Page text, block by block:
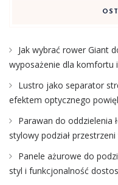
Jak wybrać rower Giant
wyposażenie dla komfortu
Lustro jako separator
efektem optycznego
Parawan do oddzielenia
stylowy podział
Panele ażurowe do
styl i funkcjonalność